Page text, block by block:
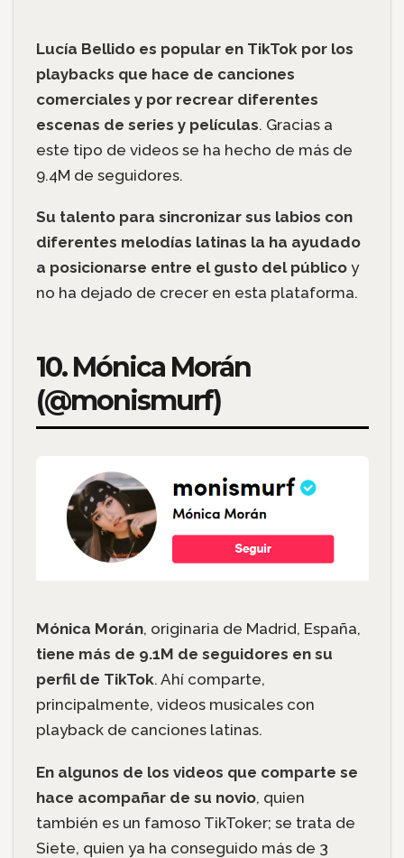
Lucía Bellido es popular en TikTok por los
playbacks que hace de canciones
comerciales y por recrear diferentes
escenas de series y películas. Gracias a
este tipo de videos se ha hecho de más de
9.4M de seguidores.
Su talento para sincronizar sus labios con
diferentes melodías latinas la ha ayudado
a posicionarse entre el gusto del públicoy
no ha dejado de crecer en esta plataforma.
10. Mónica Morán
(@monismurf)
Mónica Morán, originaria de Madrid, España,
tiene más de 9.1M de seguidores en su
perfil de TikTok. Ahí comparte,
principalmente, videos musicales con
playback de canciones latinas.
En algunos de los videos que comparte se
hace acompañar de su novio, quien
también es un famoso TikToker; se trata de
Siete, quien ya ha conseguido más de 3